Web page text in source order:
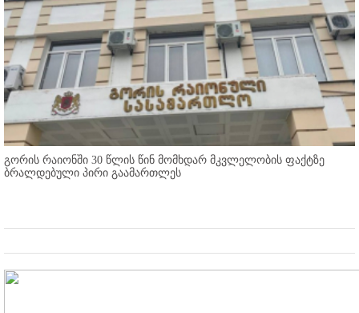
გორის რაიონში 30 წლის წინ მომხდარ მკვლელობის ფაქტზე
ბრალდებული პირი გაამართლეს